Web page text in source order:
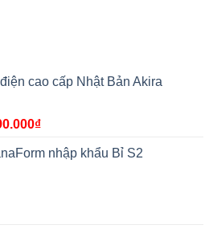
cao cấp Nhật Bản Akira
₫
nhập khẩu Bỉ S2